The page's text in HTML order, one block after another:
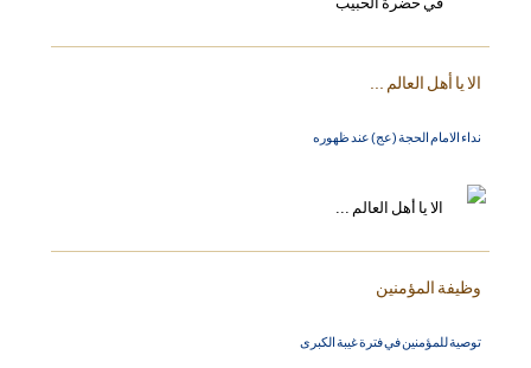
الا يا أهل العالم ...
نداء الامام الحجة (عج) عند ظهوره
وظيفة المؤمنين
توصية للمؤمنين في فترة غيبة الكبرى